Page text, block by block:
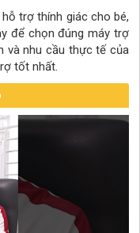
trợ thính giác cho bé,
để chọn đúng máy trợ
và nhu cầu thực tế của
tốt nhất.